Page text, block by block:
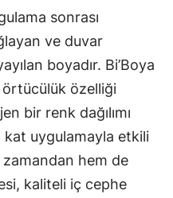
sonrası
ve duvar
boyadır. Bi’Boya
örtücülük özelliği
bir renk dağılımı
kat uygulamayla etkili
hem de
kaliteli iç cephe